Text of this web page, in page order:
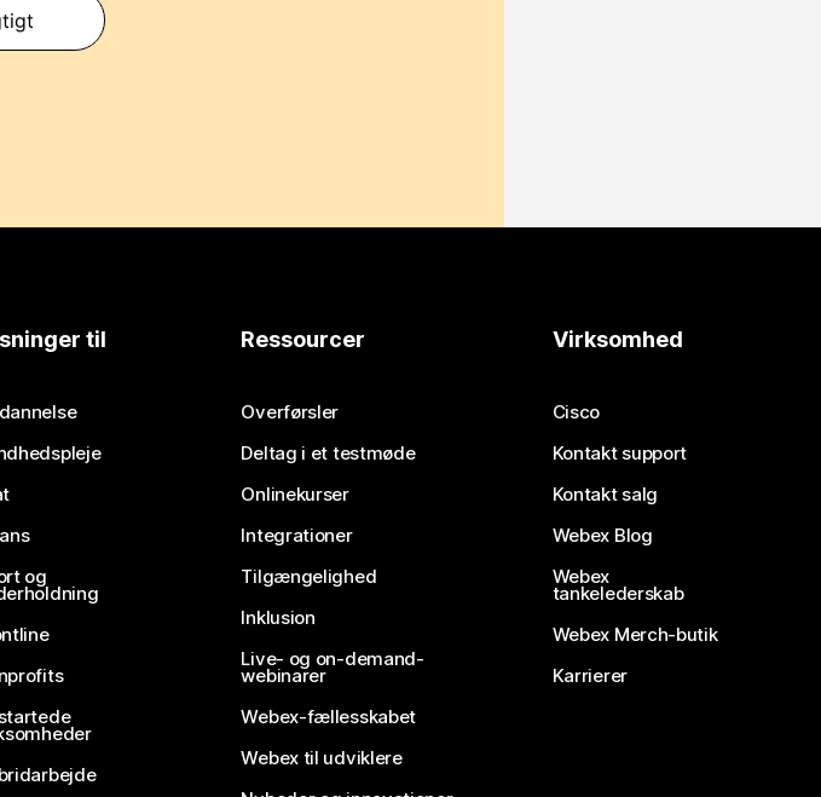
til
og
Ressourcer
Overførsler
Deltag i et testmøde
Onlinekurser
Integrationer
Tilgængelighed
Inklusion
Live- og on-demand-
webinarer
Webex-fællesskabet
Webex til udviklere
Virksomhed
Cisco
Kontakt support
Kontakt salg
Webex Blog
Webex
tankelederskab
Webex Merch-butik
Karrierer